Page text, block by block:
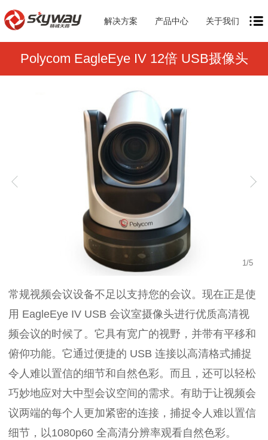
解决方案 产品中心 关于我们
Polycom EagleEye IV 12倍 USB摄像头
1/5
常规视频会议设备不足以支持您的会议。现在正是使
用 EagleEye IV USB 会议室摄像头进行优质高清视
频会议的时候了。它具有宽广的视野，并带有平移和
俯仰功能。它通过便捷的 USB 连接以高清格式捕捉
令人难以置信的细节和自然色彩。而且，还可以轻松
巧妙地应对大中型会议空间的需求。有助于让视频会
议两端的每个人更加紧密的连接，捕捉令人难以置信
细节，以1080p60 全高清分辨率观看自然色彩。